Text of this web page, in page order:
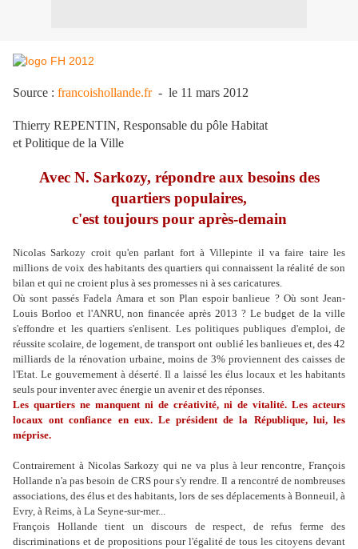
Source : francoishollande.fr- le 11 mars 2012
Thierry REPENTIN, Responsable du pôle Habitat
et Politique de la Ville
Avec N. Sarkozy, répondre aux besoins des
quartiers populaires,
c'est toujours pour après-demain
Nicolas Sarkozy croit qu'en parlant fort à Villepinte il va faire taire les
millions de voix des habitants des quartiers qui connaissent la réalité de son
bilan et qui ne croient plus à ses promesses ni à ses caricatures.
Où sont passés Fadela Amara et son Plan espoir banlieue ? Où sont Jean-
Louis Borloo et l'ANRU, non financée après 2013 ? Le budget de la ville
s'effondre et les quartiers s'enlisent. Les politiques publiques d'emploi, de
réussite scolaire, de logement, de transport ont oublié les banlieues et, des 42
milliards de la rénovation urbaine, moins de 3% proviennent des caisses de
l'Etat. Le gouvernement à déserté. Il a laissé les élus locaux et les habitants
seuls pour inventer avec énergie un avenir et des réponses.
Les quartiers ne manquent ni de créativité, ni de vitalité. Les acteurs
locaux ont confiance en eux. Le président de la République, lui, les
méprise.
Contrairement à Nicolas Sarkozy qui ne va plus à leur rencontre, François
Hollande n'a pas besoin de CRS pour s'y rendre. Il a rencontré de nombreuses
associations, des élus et des habitants, lors de ses déplacements à Bonneuil, à
Evry, à Reims, à La Seyne-sur-mer...
François Hollande tient un discours de respect, de refus ferme des
discriminations et de propositions pour l'égalité de tous les citoyens devant